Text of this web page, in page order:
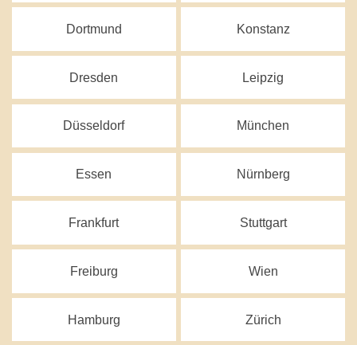
Dortmund
Dresden
Düsseldorf
Essen
Frankfurt
Freiburg
Hamburg
Konstanz
Leipzig
München
Nürnberg
Stuttgart
Wien
Zürich